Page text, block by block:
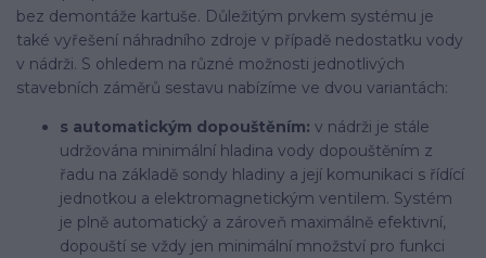
bez demontáže kartuše. Důležitým prvkem systému je
také vyřešení náhradního zdroje v případě nedostatku vody
v nádrži. S ohledem na různé možnosti jednotlivých
stavebních záměrů sestavu nabízíme ve dvou variantách:
s automatickým dopouštěním: v nádrži je stále
udržována minimální hladina vody dopouštěním z
řadu na základě sondy hladiny a její komunikaci s řídící
jednotkou a elektromagnetickým ventilem. Systém
je plně automatický a zároveň maximálně efektivní,
dopouští se vždy jen minimální množství pro funkci